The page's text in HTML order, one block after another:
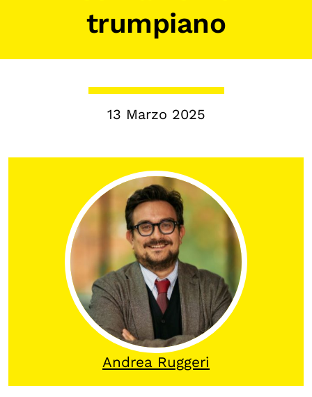
Archivio
Archivi del presente
Osservatori di ricerca
Progetti Nazionali
Progetti Internazionali
Pubblicazioni
Storie di Resistenza, ottant’anni dopo
Calendario civile
Elezioni dal mondo
Podcast
trumpiano
13 Marzo 2025
Andrea Ruggeri